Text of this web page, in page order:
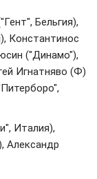
Бельгия),
Константинос
("Динамо"),
Игнатняво (Ф)
Италия),
Александр